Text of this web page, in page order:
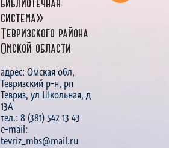
библиотечная
система»
Тевризского района
Омской области
адрес: Омская обл,
Тевризский р-н, рп
Тевриз, ул Школьная, д
13А
тел.: 8 (381) 542 13 43
e-mail:
tevriz_mbs@mail.ru